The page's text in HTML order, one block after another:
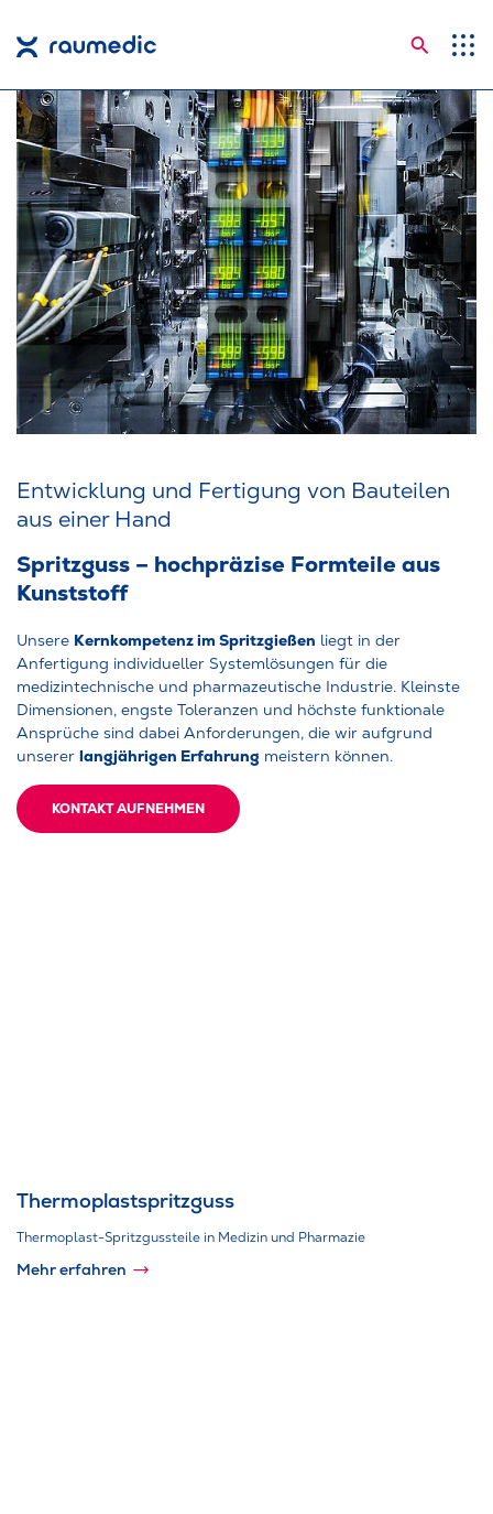
Anwendungsgebiete
Kompetenzen
Unternehmen
Karriere
Insights
Shop
Kontakt
Sprachen
Suche
Entwicklung und Fertigung von Bauteilen
aus einer Hand
Spritzguss – hochpräzise Formteile aus
Kunststoff
Unsere Kernkompetenz im Spritzgießen liegt in der
Anfertigung individueller Systemlösungen für die
medizintechnische und pharmazeutische Industrie. Kleinste
Dimensionen, engste Toleranzen und höchste funktionale
Ansprüche sind dabei Anforderungen, die wir aufgrund
unserer langjährigen Erfahrung meistern können.
KONTAKT AUFNEHMEN
Thermoplastspritzguss
Thermoplast-Spritzgussteile in Medizin und Pharmazie
Mehr erfahren